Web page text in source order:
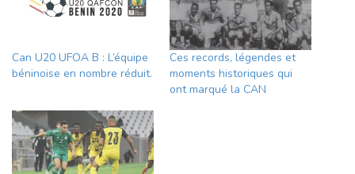
Can U20 UFOA B : L’équipe
béninoise en nombre réduit.
Ces records, légendes et
moments historiques qui
ont marqué la CAN